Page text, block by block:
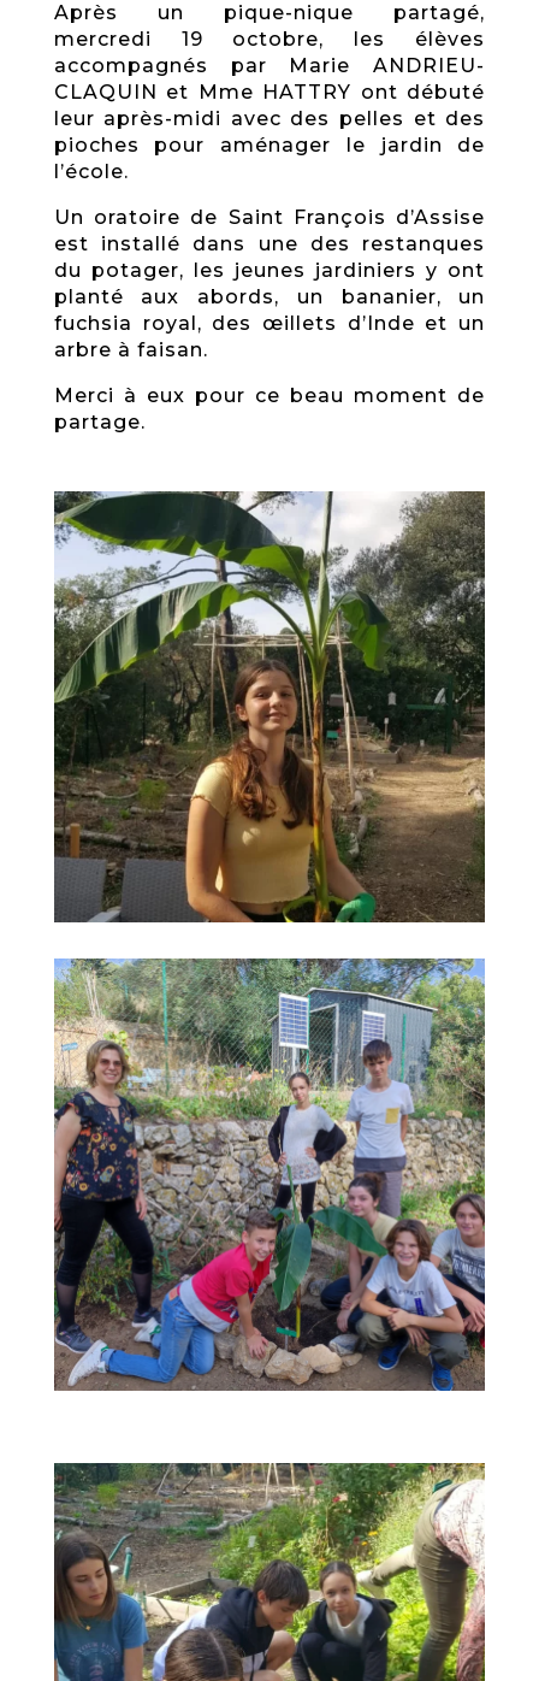
Après un pique-nique partagé,
mercredi 19 octobre, les élèves
accompagnés par Marie ANDRIEU-
CLAQUIN et Mme HATTRY ont débuté
leur après-midi avec des pelles et des
pioches pour aménager le jardin de
l’école.
Un oratoire de Saint François d’Assise
est installé dans une des restanques
du potager, les jeunes jardiniers y ont
planté aux abords, un bananier, un
fuchsia royal, des œillets d’Inde et un
arbre à faisan.
Merci à eux pour ce beau moment de
partage.